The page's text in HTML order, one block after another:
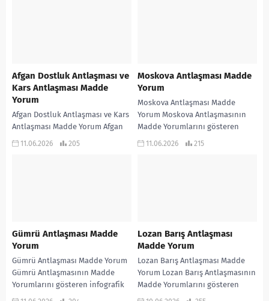
Afgan Dostluk Antlaşması ve
Kars Antlaşması Madde
Yorum
Afgan Dostluk Antlaşması ve Kars
Antlaşması Madde Yorum Afgan
Dostluk Antlaşması ve Kars
11.06.2026 205
Moskova Antlaşması Madde
Yorum
Moskova Antlaşması Madde
Yorum Moskova Antlaşmasının
Madde Yorumlarını gösteren
infografik çalışmadır… KONU
11.06.2026 215
Gümrü Antlaşması Madde
Yorum
Gümrü Antlaşması Madde Yorum
Gümrü Antlaşmasının Madde
Yorumlarını gösteren infografik
çalışmadır… KONU ANLATIMLI
Lozan Barış Antlaşması
Madde Yorum
Lozan Barış Antlaşması Madde
Yorum Lozan Barış Antlaşmasının
Madde Yorumlarını gösteren
infogafik çalışmadır… KONU